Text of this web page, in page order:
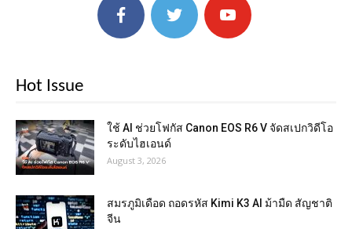
Hot Issue
ใช้ AI ช่วยโฟกัส Canon EOS R6 V จัดสเปกวิดีโอ
ระดับไฮเอนด์
August 3, 2026
สมรภูมิเดือด ถอดรหัส Kimi K3 AI ม้ามืด สัญชาติ
จีน